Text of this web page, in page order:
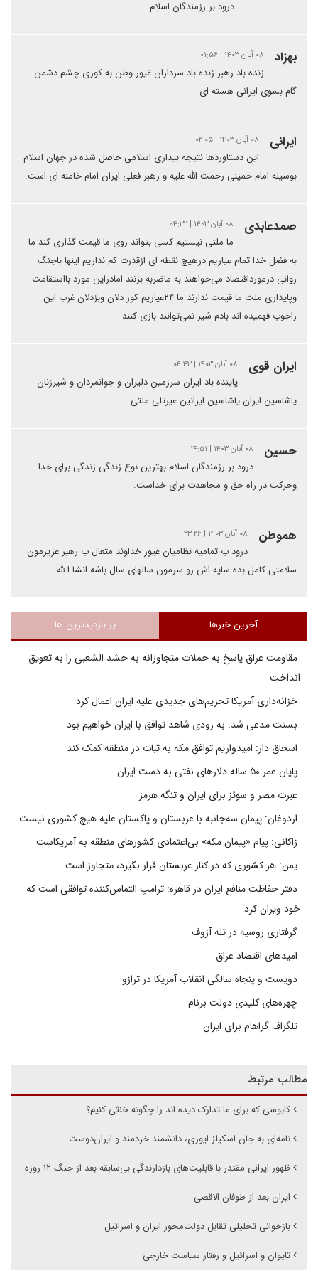
درود بر رزمندگان اسلام
بهزاد ۰۸ آبان ۱۴۰۳ | ۰۱:۵۶
زنده باد رهبر زنده باد سرداران غیور وطن به کوری چشم دشمن
گام بسوی ایرانی هسته ای
ایرانی ۰۸ آبان ۱۴۰۳ | ۰۲:۰۵
این دستاوردها نتیجه بیداری اسلامی حاصل شده در جهان اسلام
بوسیله امام خمینی رحمت الله علیه و رهبر فعلی ایران امام خامنه ای است.
صمدعابدی ۰۸ آبان ۱۴۰۳ | ۰۴:۳۲
ما ملتی نیستیم کسی بتواند روی ما قیمت گذاری کند ما
به فضل خدا تمام عیاریم درهیچ نقطه ای ازقدرت کم نداریم اینها باجنگ
روانی درمورداقتصاد می‌خواهند به ماضربه بزنند امادراین مورد بااستقامت
وپایداری ملت ما قیمت ندارند ما ۲۴عیاریم کور دلان وبزدلان غرب این
راخوب فهمیده اند بادم شیر نمی‌توانند بازی کنند
ایران قوی ۰۸ آبان ۱۴۰۳ | ۰۴:۴۳
پاینده باد ایران سرزمین دلیران و جوانمردان و شیرزنان
یاشاسین ایران یاشاسین ایرانین غیرتلی ملتی
حسین ۰۸ آبان ۱۴۰۳ | ۱۴:۵۱
درود بر رزمندگان اسلام بهترین نوع زندگی زندگی برای خدا
وحرکت در راه حق و مجاهدت برای خداست.
هموطن ۰۸ آبان ۱۴۰۳ | ۲۳:۲۶
درود ب تمامیه نظامیان غیور خداوند متعال ب رهبر عزیرمون
سلامتی کامل بده سایه اش رو سرمون سالهای سال باشه انشا ا لله
آخرین خبرها پر بازدیدترین ها
مقاومت عراق پاسخ به حملات متجاوزانه به حشد الشعبی را به تعویق
انداخت
خزانه‌داری آمریکا تحریم‌های جدیدی علیه ایران اعمال کرد
بسنت مدعی شد: به زودی شاهد توافق با ایران خواهیم بود
اسحاق دار: امیدواریم توافق مکه به ثبات در منطقه کمک کند
پایان عمر ۵۰ ساله دلارهای نفتی به دست ایران
عبرت مصر و سوئز برای ایران و تنگه هرمز
اردوغان: پیمان سه‌جانبه با عربستان و پاکستان علیه هیچ کشوری نیست
زاکانی: پیام «پیمان مکه» بی‌اعتمادی کشورهای منطقه به آمریکاست
یمن: هر کشوری که در کنار عربستان قرار بگیرد، متجاوز است
دفتر حفاظت منافع ایران در قاهره: ترامپ التماس‌کننده توافقی است که
خود ویران کرد
گرفتاری روسیه در تله آزوف
امیدهای اقتصاد عراق
دویست و پنجاه سالگی انقلاب آمریکا در ترازو
چهره‌های کلیدی دولت برنام
تلگراف گراهام برای ایران
مطالب مرتبط
کابوسی که برای ما تدارک دیده اند را چگونه خنثی کنیم؟
نامه‌ای به جان اسکیلز ایوری، دانشمند خردمند و ایران‌دوست
ظهور ایرانی مقتدر با قابلیت‌های بازدارندگی بی‌سابقه بعد از جنگ ۱۲ روزه
ایران بعد از طوفان الاقصی
بازخوانی تحلیلی تقابل دولت‌محور ایران و اسرائیل
تایوان و اسرائیل و رفتار سیاست خارجی